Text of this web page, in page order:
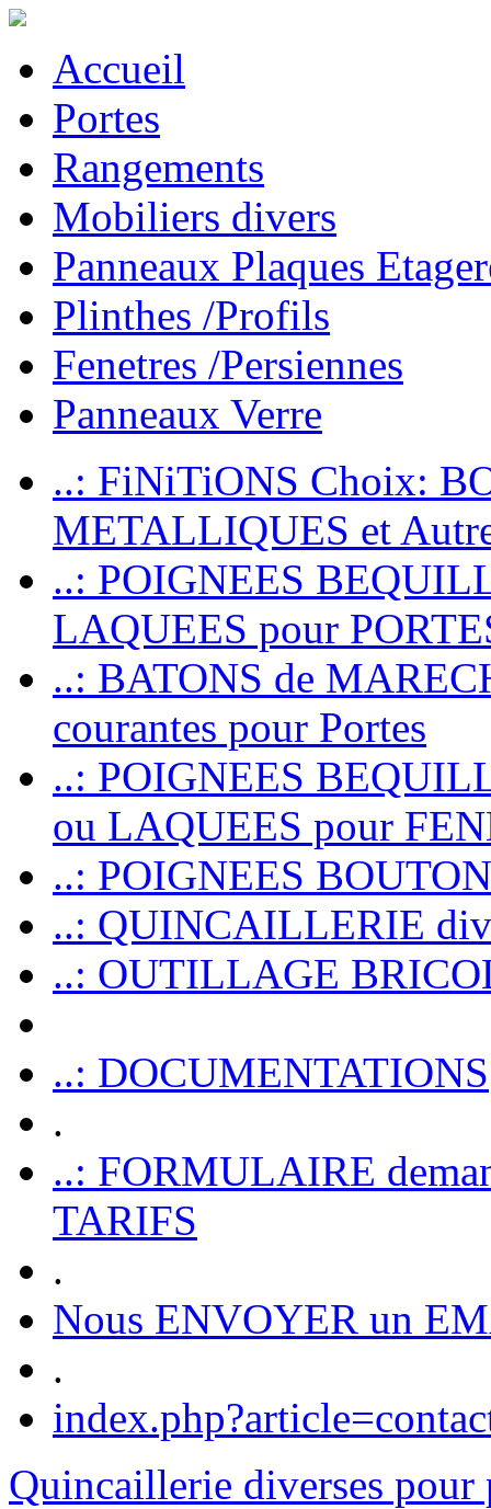
Accueil
Portes
Rangements
Mobiliers divers
Panneaux Plaques
Plinthes /Profils
Fenetres /Persiennes
Panneaux Verre
..: FiNiTiONS Choix:
METALLIQUES et
..: POIGNEES
LAQUEES pour
..: BATONS de
courantes pour Portes
..: POIGNEES
ou LAQUEES pour
..: POIGNEES
..: QUINCAILLERIE
..: OUTILLAGE
..: DOCUMENTATIONS
.
..: FORMULAIRE
TARIFS
.
Nous ENVOYER un
.
Quincaillerie diverses pour